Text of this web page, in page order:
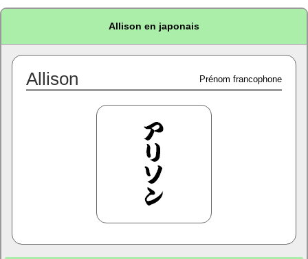
Allison en japonais
Allison Prénom francophone